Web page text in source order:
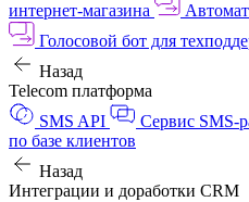
интернет‑магазина
Голосовой бот для
Назад
Telecom платформа
SMS API
Сервис SMS-
по базе клиентов
Назад
Интеграции и доработки CRM